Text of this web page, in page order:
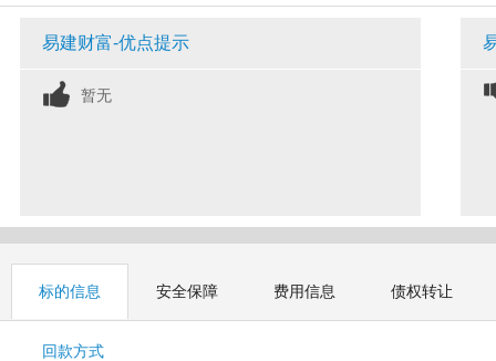
易建财富-优点提示
暂无
标的信息 安全保障 费用信息 债权转让
回款方式